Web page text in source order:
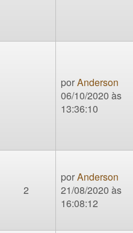
porAnderson
06/10/2020 às
13:36:10
2
porAnderson
21/08/2020 às
16:08:12